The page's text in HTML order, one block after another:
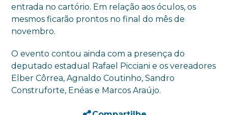
entrada no cartório. Em relação aos óculos, os
mesmos ficarão prontos no final do mês de
novembro.
O evento contou ainda com a presença do
deputado estadual Rafael Picciani e os vereadores
Elber Côrrea, Agnaldo Coutinho, Sandro
Construforte, Enéas e Marcos Araújo.